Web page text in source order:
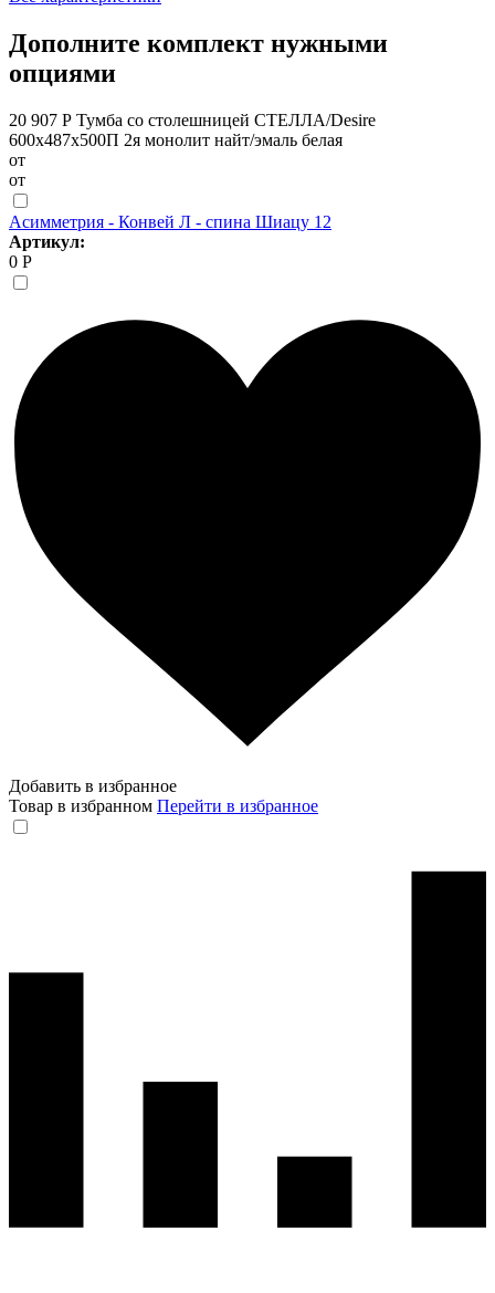
Дополните комплект нужными
опциями
20 907 Р Тумба со столешницей СТЕЛЛА/Desire
600х487х500П 2я монолит найт/эмаль белая
от
от
Асимметрия - Конвей Л - спина Шиацу 12
Артикул:
0 Р
Добавить в избранное
Товар в избранном Перейти в избранное